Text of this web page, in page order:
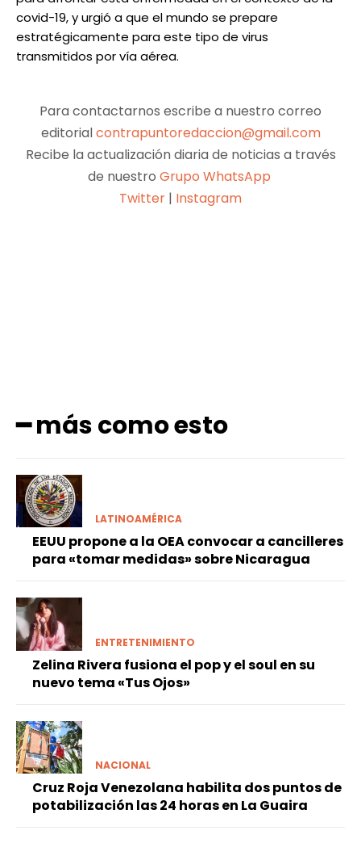
covid-19, y urgió a que el mundo se prepare
estratégicamente para este tipo de virus
transmitidos por vía aérea.
Para contactarnos escribe a nuestro correo
editorialcontrapuntoredaccion@gmail.com
Recibe la actualización diaria de noticias a través
de nuestro Grupo WhatsApp
Twitter | Instagram
━ más como esto
LATINOAMÉRICA
EEUU propone a la OEA convocar a cancilleres
para «tomar medidas» sobre Nicaragua
ENTRETENIMIENTO
Zelina Rivera fusiona el pop y el soul en su
nuevo tema «Tus Ojos»
NACIONAL
Cruz Roja Venezolana habilita dos puntos de
potabilización las 24 horas en La Guaira